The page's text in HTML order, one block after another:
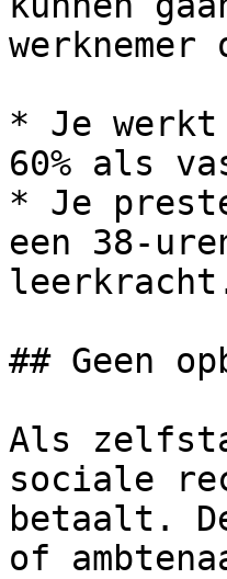
werknemer
* Je
60% als
* Je
een 38-
## Geen
Als
sociale
betaalt.
of